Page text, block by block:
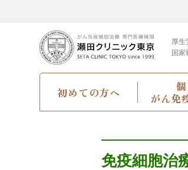
厚生
国家
初めての方へ
がん免
免疫細胞治